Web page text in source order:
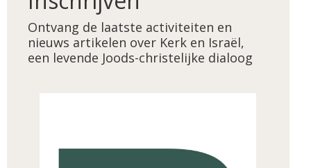
Ontvang de laatste activiteiten en
nieuws artikelen over Kerk en Israël,
een levende Joods-christelijke dialoog